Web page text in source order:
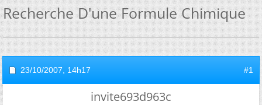
Recherche D'une Formule Chimique
23/10/2007, 14h17 #1
invite693d963c